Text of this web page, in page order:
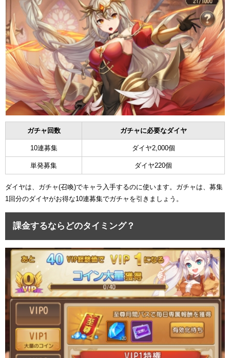
ガチャ回数 ガチャに必要なダイヤ
10連募集 ダイヤ2,000個
単発募集 ダイヤ220個
ダイヤは、ガチャ(召喚)でキャラ入手するのに使います。ガチャは、募集
1回分のダイヤがお得な10連募集でガチャを引きましょう。
課金するならどのタイミング？